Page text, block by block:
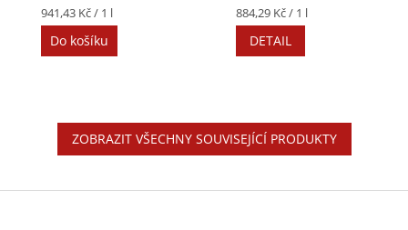
Měrná
cena:
941,43 Kč / 1 l
Do košíku
Měrná
cena:
884,29 Kč / 1 l
DETAIL
ZOBRAZIT VŠECHNY SOUVISEJÍCÍ PRODUKTY